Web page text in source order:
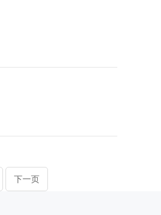
下一页